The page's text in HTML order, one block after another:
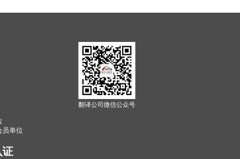
员单位
翻译公司微信公众号